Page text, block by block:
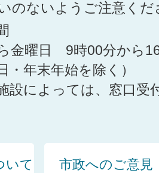
のないようご注意くだ
金曜日 9時00分から
・年末年始を除く）
設によっては、窓口受
いて 市政へのご意見